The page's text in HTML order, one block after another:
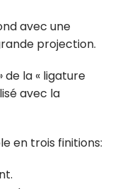
avec une
projection.
de la « ligature
avec la
en trois finitions: